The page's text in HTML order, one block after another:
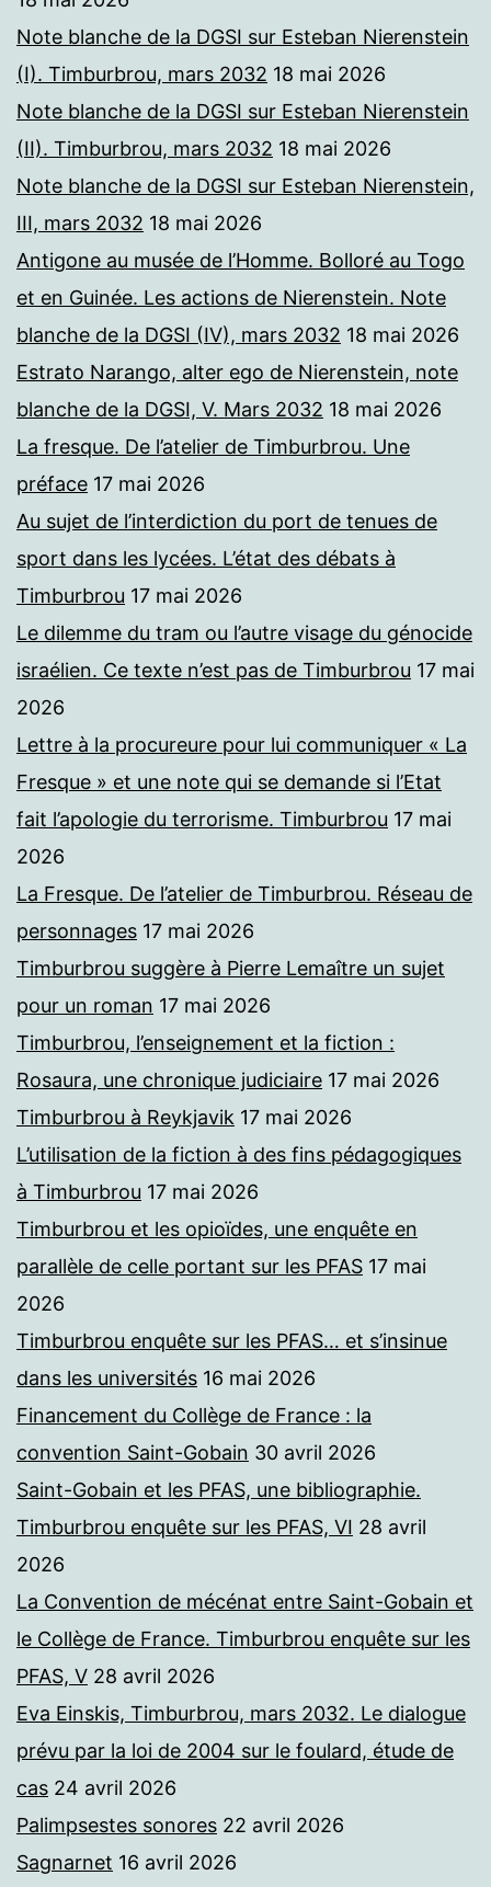
Note blanche de la DGSI sur Esteban Nierenstein
(I). Timburbrou, mars 2032 18 mai 2026
Note blanche de la DGSI sur Esteban Nierenstein
(II). Timburbrou, mars 2032 18 mai 2026
Note blanche de la DGSI sur Esteban Nierenstein,
III, mars 2032 18 mai 2026
Antigone au musée de l’Homme. Bolloré au Togo
et en Guinée. Les actions de Nierenstein. Note
blanche de la DGSI (IV), mars 2032 18 mai 2026
Estrato Narango, alter ego de Nierenstein, note
blanche de la DGSI, V. Mars 2032 18 mai 2026
La fresque. De l’atelier de Timburbrou. Une
préface 17 mai 2026
Au sujet de l’interdiction du port de tenues de
sport dans les lycées. L’état des débats à
Timburbrou 17 mai 2026
Le dilemme du tram ou l’autre visage du génocide
israélien. Ce texte n’est pas de Timburbrou 17 mai
2026
Lettre à la procureure pour lui communiquer « La
Fresque » et une note qui se demande si l’Etat
fait l’apologie du terrorisme. Timburbrou 17 mai
2026
La Fresque. De l’atelier de Timburbrou. Réseau de
personnages 17 mai 2026
Timburbrou suggère à Pierre Lemaître un sujet
pour un roman 17 mai 2026
Timburbrou, l’enseignement et la fiction :
Rosaura, une chronique judiciaire 17 mai 2026
Timburbrou à Reykjavik 17 mai 2026
L’utilisation de la fiction à des fins pédagogiques
à Timburbrou 17 mai 2026
Timburbrou et les opioïdes, une enquête en
parallèle de celle portant sur les PFAS 17 mai
2026
Timburbrou enquête sur les PFAS… et s’insinue
dans les universités 16 mai 2026
Financement du Collège de France : la
convention Saint-Gobain 30 avril 2026
Saint-Gobain et les PFAS, une bibliographie.
Timburbrou enquête sur les PFAS, VI 28 avril
2026
La Convention de mécénat entre Saint-Gobain et
le Collège de France. Timburbrou enquête sur les
PFAS, V 28 avril 2026
Eva Einskis, Timburbrou, mars 2032. Le dialogue
prévu par la loi de 2004 sur le foulard, étude de
cas 24 avril 2026
Palimpsestes sonores 22 avril 2026
Sagnarnet 16 avril 2026